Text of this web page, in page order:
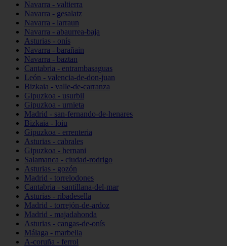
Navarra - valtierra
Navarra - gesalatz
Navarra - larraun
Navarra - abaurrea-baja
Asturias - onís
Navarra - barañain
Navarra - baztan
Cantabria - entrambasaguas
León - valencia-de-don-juan
Bizkaia - valle-de-carranza
Gipuzkoa - usurbil
Gipuzkoa - urnieta
Madrid - san-fernando-de-henares
Bizkaia - loiu
Gipuzkoa - errenteria
Asturias - cabrales
Gipuzkoa - hernani
Salamanca - ciudad-rodrigo
Asturias - gozón
Madrid - torrelodones
Cantabria - santillana-del-mar
Asturias - ribadesella
Madrid - torrejón-de-ardoz
Madrid - majadahonda
Asturias - cangas-de-onís
Málaga - marbella
A-coruña - ferrol